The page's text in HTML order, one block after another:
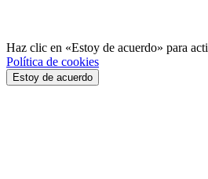
Haz clic en «Estoy de acuerdo» para
Política de cookies
Estoy de acuerdo